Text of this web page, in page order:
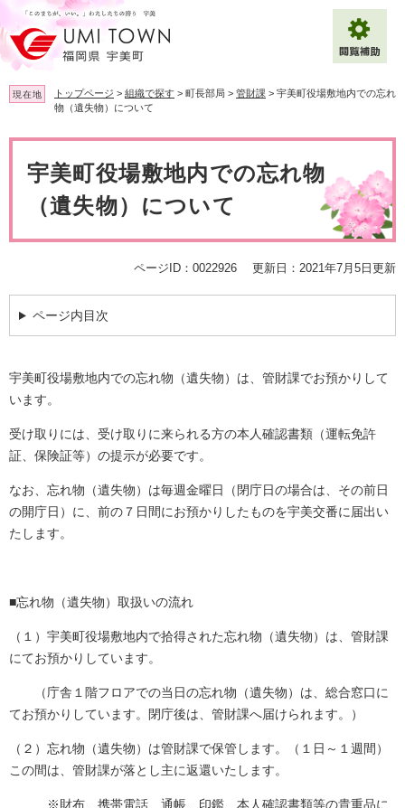
ー
ジ
の
先
頭
す
ニ
ュ
ー
を
飛
し
文字サイズ 標準 拡大
背景色変更 白 黒 青
Multilingual（English・中文・한글）
現在地 トップページ > 組織で探す > 町長部局 > 管財課 > 宇美町役場敷地内での忘れ
物（遺失物）について
宇美町役場敷地内での忘れ物
（遺失物）について
ページID：0022926 更新日：2021年7月5日更新
ページ内目次
宇美町役場敷地内での忘れ物（遺失物）は、管財課でお預かりして
います。
受け取りには、受け取りに来られる方の本人確認書類（運転免許
証、保険証等）の提示が必要です。
なお、忘れ物（遺失物）は毎週金曜日（閉庁日の場合は、その前日
の開庁日）に、前の７日間にお預かりしたものを宇美交番に届出い
たします。
■忘れ物（遺失物）取扱いの流れ
（１）宇美町役場敷地内で拾得された忘れ物（遺失物）は、管財課
にてお預かりしています。
（庁舎１階フロアでの当日の忘れ物（遺失物）は、総合窓口に
てお預かりしています。閉庁後は、管財課へ届けられます。）
（２）忘れ物（遺失物）は管財課で保管します。（１日～１週間）
この間は、管財課が落とし主に返還いたします。
※財布、携帯電話、通帳、印鑑、本人確認書類等の貴重品に